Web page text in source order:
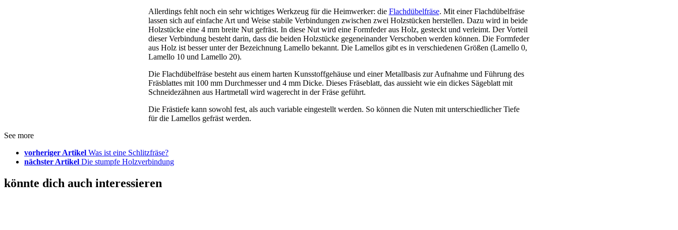
Allerdings fehlt noch ein sehr wichtiges Werkzeug für die Heimwerker: die Flachdübelfräse. Mit einer Flachdübelfräse
lassen sich auf einfache Art und Weise stabile Verbindungen zwischen zwei Holzstücken herstellen. Dazu wird in beide
Holzstücke eine 4 mm breite Nut gefräst. In diese Nut wird eine Formfeder aus Holz, gesteckt und verleimt. Der Vorteil
dieser Verbindung besteht darin, dass die beiden Holzstücke gegeneinander Verschoben werden können. Die Formfeder
aus Holz ist besser unter der Bezeichnung Lamello bekannt. Die Lamellos gibt es in verschiedenen Größen (Lamello 0,
Lamello 10 und Lamello 20).
Die Flachdübelfräse besteht aus einem harten Kunsstoffgehäuse und einer Metallbasis zur Aufnahme und Führung des
Fräsblattes mit 100 mm Durchmesser und 4 mm Dicke. Dieses Fräseblatt, das aussieht wie ein dickes Sägeblatt mit
Schneidezähnen aus Hartmetall wird wagerecht in der Fräse geführt.
Die Frästiefe kann sowohl fest, als auch variable eingestellt werden. So können die Nuten mit unterschiedlicher Tiefe
für die Lamellos gefräst werden.
See more
vorheriger Artikel Was ist eine Schlitzfräse?
nächster Artikel Die stumpfe Holzverbindung
könnte dich auch interessieren